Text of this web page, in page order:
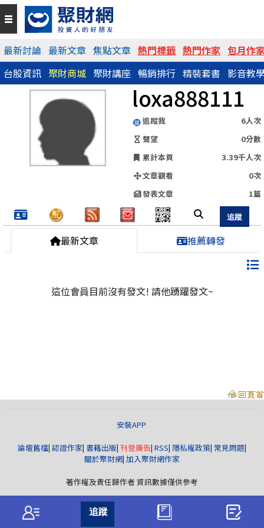
最新討論 最新文章 焦點文章 熱門標籤 熱門作家 包月作
台股資訊 聚財商城 聚財講座 暢銷排行 精裝套書 影音教
loxa888111
追蹤我
6人次
聲望
0分數
累計本頁
3.39千人次
文章觀看
0次
發表文章
1篇
QR Code
https://www.wearn.com/blog.asp?id=127149
分享網址
最新文章 推薦轉發
這位會員目前沒有發文! 請他踴躍發文~
安裝APP
論壇舊檔| 認證作家| 書籍出版| 刊登廣告| RSS| 隱私權政策| 常見問題|
關於聚財網| 加入聚財網作家
著作權及責任歸作者 資訊數據僅供參考
版權所有© wearn.com All Rights Reserved.